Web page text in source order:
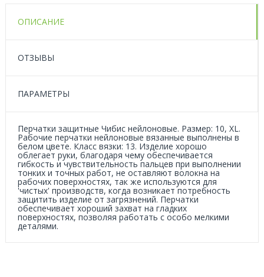
ОПИСАНИЕ
ОТЗЫВЫ
ПАРАМЕТРЫ
Перчатки защитные Чибис нейлоновые. Размер: 10, XL.
Рабочие перчатки нейлоновые вязанные выполнены в
белом цвете. Класс вязки: 13. Изделие хорошо
облегает руки, благодаря чему обеспечивается
гибкость и чувствительность пальцев при выполнении
тонких и точных работ, не оставляют волокна на
рабочих поверхностях, так же используются для
'чистых' производств, когда возникает потребность
защитить изделие от загрязнений. Перчатки
обеспечивает хороший захват на гладких
поверхностях, позволяя работать с особо мелкими
деталями.